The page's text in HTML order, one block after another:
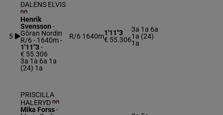
5
DALENS ELVIS
Henrik
Svensson -
Göran Nordin
R/6 - 1640m-
1'11"3-
€ 55.306
3a 1a 6a 1a
(24) 1a
R/6 1640m1'11"3
€ 55.306
3a 1a 6a
1a (24)
1a
PRISCILLA
HALERYD
Mika Forss-